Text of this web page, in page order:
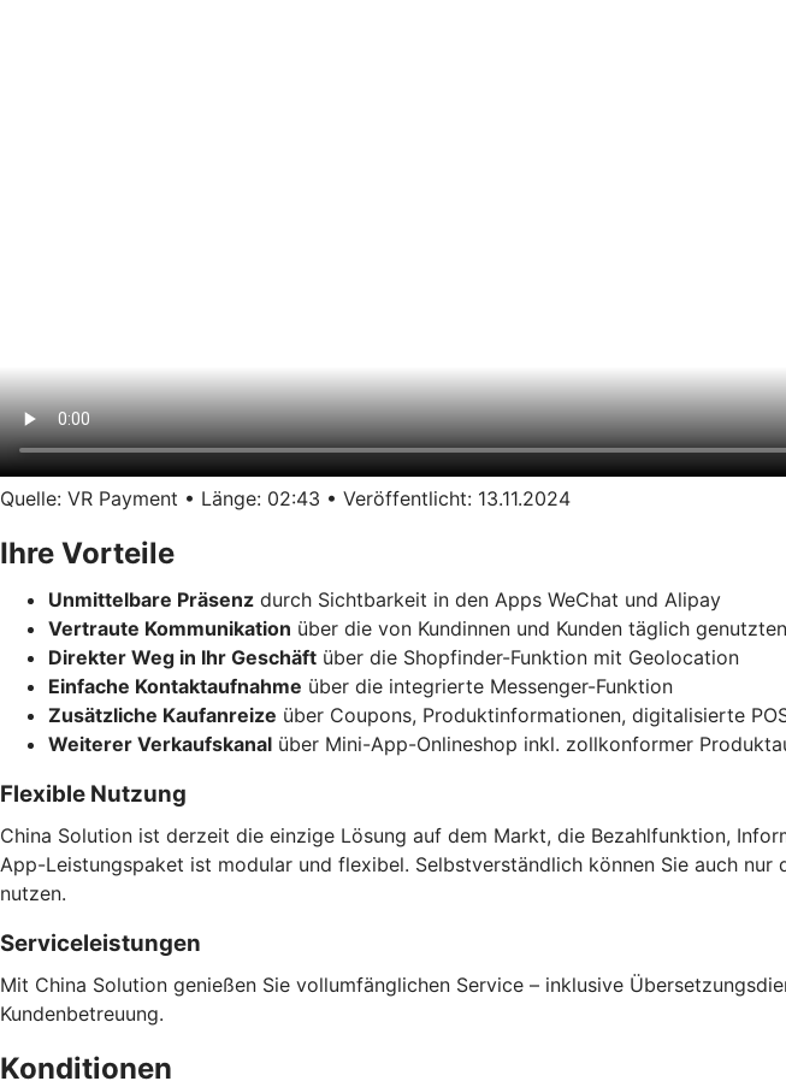
Quelle: VR Payment • Länge: 02:43 • Veröffentlicht: 13.11.2024
Ihre Vorteile
Unmittelbare Präsenz durch Sichtbarkeit in den Apps WeChat und Alipay
Vertraute Kommunikation über die von Kundinnen und Kunden täglich
Direkter Weg in Ihr Geschäft über die Shopfinder-Funktion mit Geolocation
Einfache Kontaktaufnahme über die integrierte Messenger-Funktion
Zusätzliche Kaufanreize über Coupons, Produktinformationen, digitalisierte
Weiterer Verkaufskanal über Mini-App-Onlineshop inkl. zollkonformer
Flexible Nutzung
China Solution ist derzeit die einzige Lösung auf dem Markt, die Bezahlfunktion,
App-Leistungspaket ist modular und flexibel. Selbstverständlich können Sie auch
nutzen.
Serviceleistungen
Mit China Solution genießen Sie vollumfänglichen Service – inklusive
Kundenbetreuung.
Konditionen